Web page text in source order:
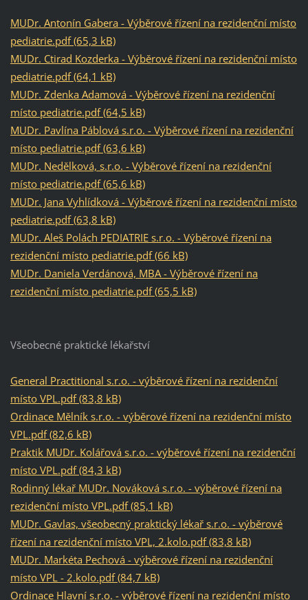
MUDr. Antonín Gabera - Výběrové řízení na rezidenční místo
pediatrie.pdf (65,3 kB)
MUDr. Ctirad Kozderka - Výběrové řízení na rezidenční místo
pediatrie.pdf (64,1 kB)
MUDr. Zdenka Adamová - Výběrové řízení na rezidenční
místo pediatrie.pdf (64,5 kB)
MUDr. Pavlína Páblová s.r.o. - Výběrové řízení na rezidenční
místo pediatrie.pdf (63,6 kB)
MUDr. Nedělková, s.r.o. - Výběrové řízení na rezidenční
místo pediatrie.pdf (65,6 kB)
MUDr. Jana Vyhlídková - Výběrové řízení na rezidenční místo
pediatrie.pdf (63,8 kB)
MUDr. Aleš Polách PEDIATRIE s.r.o. - Výběrové řízení na
rezidenční místo pediatrie.pdf (66 kB)
MUDr. Daniela Verdánová, MBA - Výběrové řízení na
rezidenční místo pediatrie.pdf (65,5 kB)
Všeobecné praktické lékařství
General Practitional s.r.o. - výběrové řízení na rezidenční
místo VPL.pdf (83,8 kB)
Ordinace Mělník s.r.o. - výběrové řízení na rezidenční místo
VPL.pdf (82,6 kB)
Praktik MUDr. Kolářová s.r.o. - výběrové řízení na rezidenční
místo VPL.pdf (84,3 kB)
Rodinný lékař MUDr. Nováková s.r.o. - výběrové řízení na
rezidenční místo VPL.pdf (85,1 kB)
MUDr. Gavlas, všeobecný praktický lékař s.r.o. - výběrové
řízení na rezidenční místo VPL, 2.kolo.pdf (83,8 kB)
MUDr. Markéta Pechová - výběrové řízení na rezidenční
místo VPL - 2.kolo.pdf (84,7 kB)
Ordinace Hlavní s.r.o. - výběrové řízení na rezidenční místo